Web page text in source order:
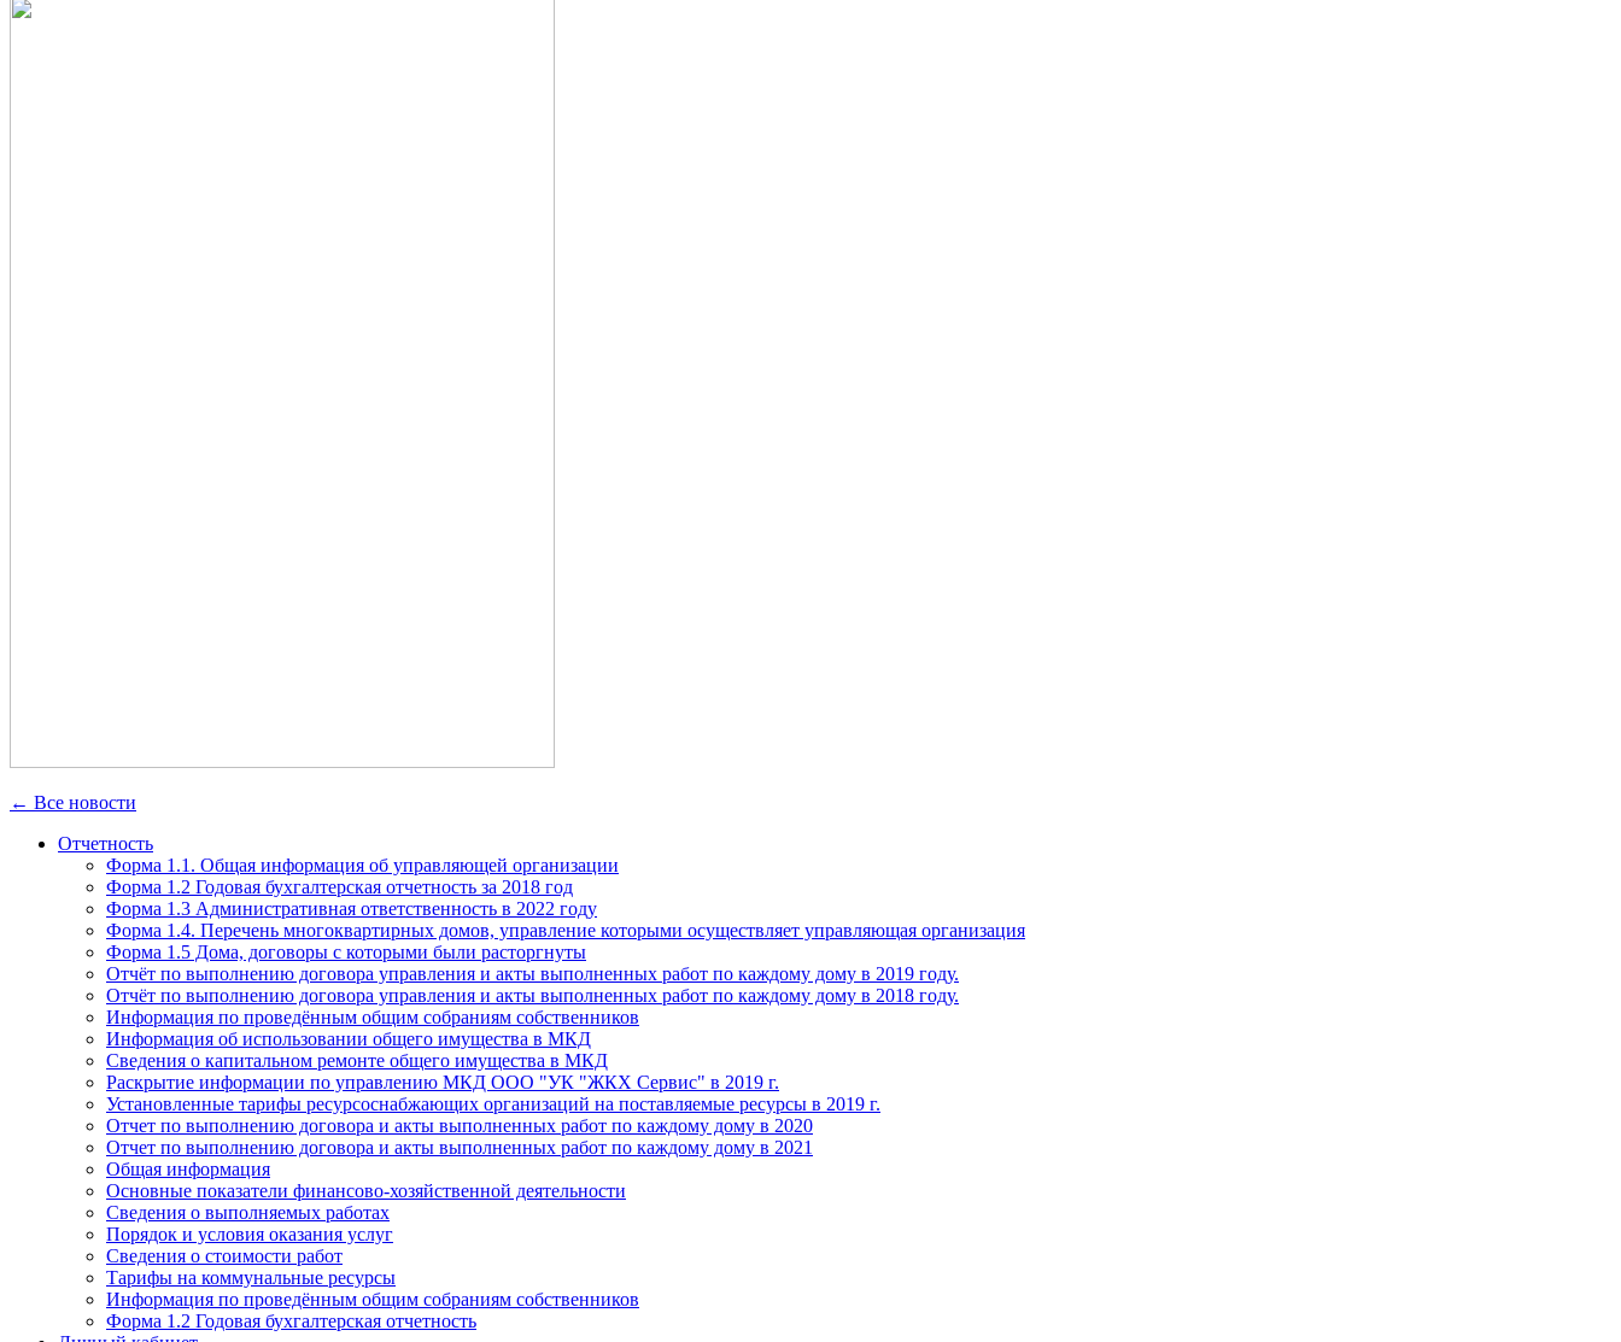
← Все новости
Отчетность
Форма 1.1. Общая информация об управляющей организации
Форма 1.2 Годовая бухгалтерская отчетность за 2018 год
Форма 1.3 Административная ответственность в 2022 году
Форма 1.4. Перечень многоквартирных домов, управление которыми осуществляет управляющая организация
Форма 1.5 Дома, договоры с которыми были расторгнуты
Отчёт по выполнению договора управления и акты выполненных работ по каждому дому в 2019 году.
Отчёт по выполнению договора управления и акты выполненных работ по каждому дому в 2018 году.
Информация по проведённым общим собраниям собственников
Информация об использовании общего имущества в МКД
Сведения о капитальном ремонте общего имущества в МКД
Раскрытие информации по управлению МКД ООО "УК "ЖКХ Сервис" в 2019 г.
Установленные тарифы ресурсоснабжающих организаций на поставляемые ресурсы в 2019 г.
Отчет по выполнению договора и акты выполненных работ по каждому дому в 2020
Отчет по выполнению договора и акты выполненных работ по каждому дому в 2021
Общая информация
Основные показатели финансово-хозяйственной деятельности
Сведения о выполняемых работах
Порядок и условия оказания услуг
Сведения о стоимости работ
Тарифы на коммунальные ресурсы
Информация по проведённым общим собраниям собственников
Форма 1.2 Годовая бухгалтерская отчетность